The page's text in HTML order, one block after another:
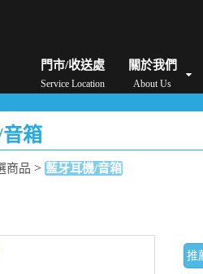
門市/收送處
Service Location
關於我們
About Us
Android手機維修/價格 MacBook維
箱
商品 > 藍牙耳機/音箱
推